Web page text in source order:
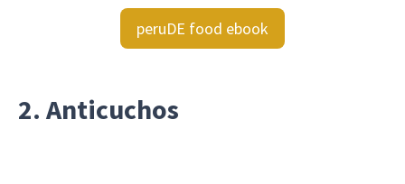
peruDE food ebook
2. Anticuchos